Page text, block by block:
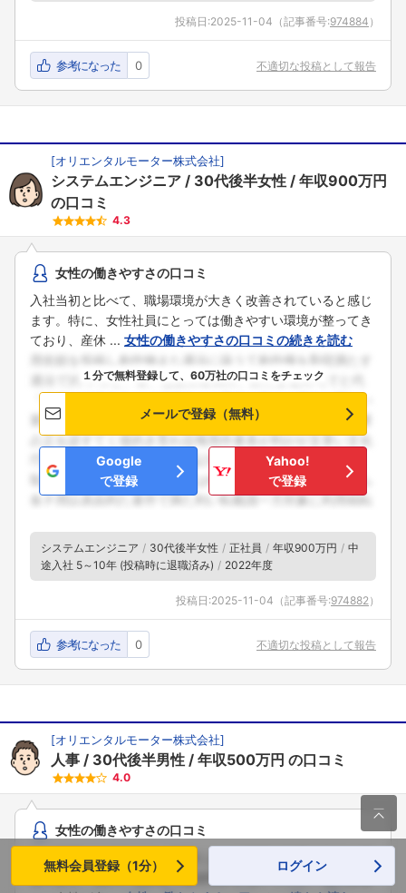
投稿日:2025-11-04 （記事番号:974884 ）
参考になった 0 不適切な投稿として報告
[オリエンタルモーター株式会社]
システムエンジニア 30代後半女性
年収900万円
の口コミ
4.3
女性の働きやすさの口コミ
入社当初と比べて、職場環境が大きく改善されていると感じ
ます。特に、女性社員にとっては働きやすい環境が整ってき
ており、産休 ... 女性の働きやすさの口コミの続きを読む
１分で無料登録して、60万社の口コミをチェック
メールで登録（無料）
Google
で登録
Yahoo!
で登録
システムエンジニア 30代後半女性 正社員 年収900万円
中
途入社 5～10年 (投稿時に退職済み)
2022年度
投稿日:2025-11-04 （記事番号:974882 ）
参考になった 0 不適切な投稿として報告
[オリエンタルモーター株式会社]
人事 30代後半男性 年収500万円 の口コミ
4.0
女性の働きやすさの口コミ
私の所属する会社では、部署によって性別の比率が大きく異
なります。私のいる部署では女性が少ないですが、他の部署

無料会員登録（1分） ログイン